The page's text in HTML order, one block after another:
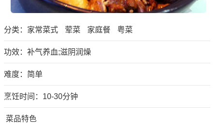
分类： 家常菜式 荤菜 家庭餐 粤菜
功效：补气养血;滋阴润燥
难度：简单
烹饪时间：10-30分钟
菜品特色